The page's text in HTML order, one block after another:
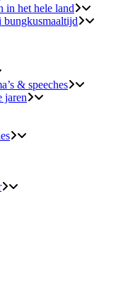
in het hele land
bungkusmaaltijd
& speeches
jaren